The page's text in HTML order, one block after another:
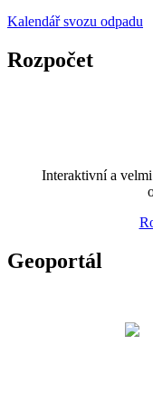
Kalendář svozu odpadu
Rozpočet
Interaktivní a
Geoportál